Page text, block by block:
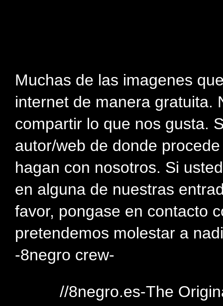
Muchas de las imagenes
internet de manera gratuita.
compartir lo que nos gusta.
autor/web de donde
hagan con nosotros. Si
en alguna de nuestras
favor, pongase en contacto
pretendemos molestar a
-8negro crew-
//8negro.es-The